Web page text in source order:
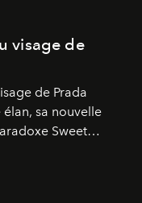
visage de
de Prada
sa nouvelle
Sweet